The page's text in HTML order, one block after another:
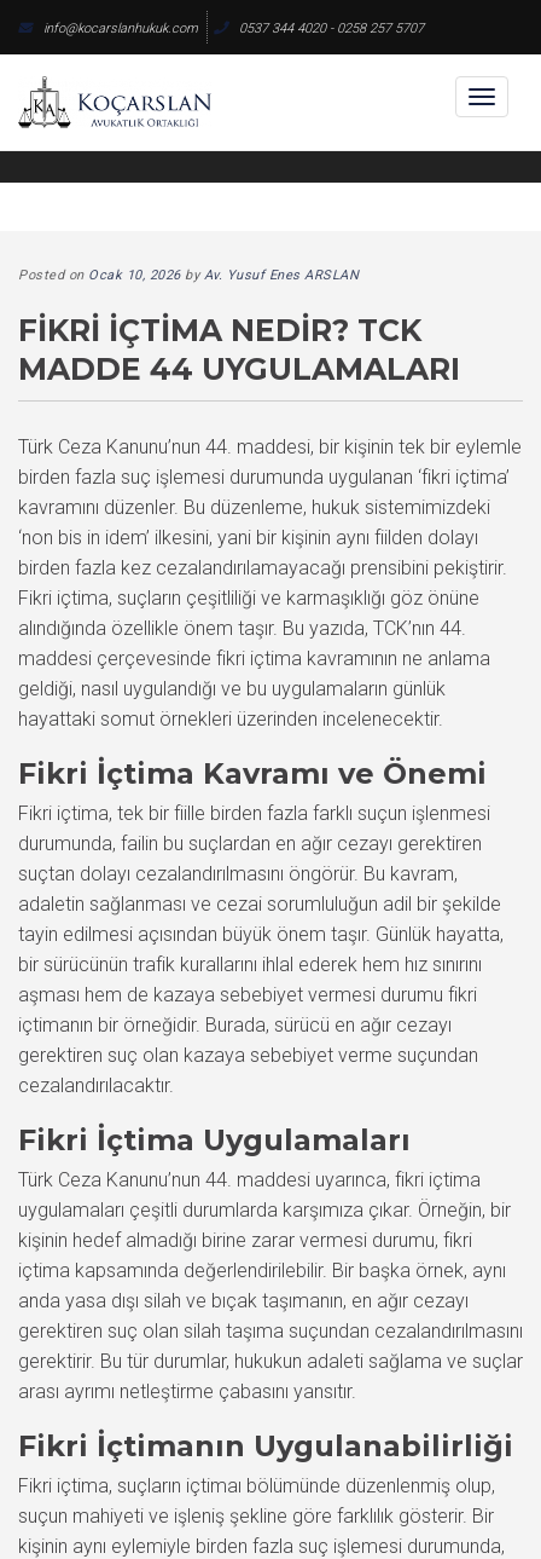
content
info@kocarslanhukuk.com 0537 344 4020 - 0258 257 5707
Posted on Ocak 10, 2026byAv. Yusuf Enes ARSLAN
FIKRI İÇTIMA NEDIR? TCK
MADDE 44 UYGULAMALARI
Türk Ceza Kanunu’nun 44. maddesi, bir kişinin tek bir eylemle
birden fazla suç işlemesi durumunda uygulanan ‘fikri içtima’
kavramını düzenler. Bu düzenleme, hukuk sistemimizdeki
‘non bis in idem’ ilkesini, yani bir kişinin aynı fiilden dolayı
birden fazla kez cezalandırılamayacağı prensibini pekiştirir.
Fikri içtima, suçların çeşitliliği ve karmaşıklığı göz önüne
alındığında özellikle önem taşır. Bu yazıda, TCK’nın 44.
maddesi çerçevesinde fikri içtima kavramının ne anlama
geldiği, nasıl uygulandığı ve bu uygulamaların günlük
hayattaki somut örnekleri üzerinden incelenecektir.
Fikri İçtima Kavramı ve Önemi
Fikri içtima, tek bir fiille birden fazla farklı suçun işlenmesi
durumunda, failin bu suçlardan en ağır cezayı gerektiren
suçtan dolayı cezalandırılmasını öngörür. Bu kavram,
adaletin sağlanması ve cezai sorumluluğun adil bir şekilde
tayin edilmesi açısından büyük önem taşır. Günlük hayatta,
bir sürücünün trafik kurallarını ihlal ederek hem hız sınırını
aşması hem de kazaya sebebiyet vermesi durumu fikri
içtimanın bir örneğidir. Burada, sürücü en ağır cezayı
gerektiren suç olan kazaya sebebiyet verme suçundan
cezalandırılacaktır.
Fikri İçtima Uygulamaları
Türk Ceza Kanunu’nun 44. maddesi uyarınca, fikri içtima
uygulamaları çeşitli durumlarda karşımıza çıkar. Örneğin, bir
kişinin hedef almadığı birine zarar vermesi durumu, fikri
içtima kapsamında değerlendirilebilir. Bir başka örnek, aynı
anda yasa dışı silah ve bıçak taşımanın, en ağır cezayı
gerektiren suç olan silah taşıma suçundan cezalandırılmasını
gerektirir. Bu tür durumlar, hukukun adaleti sağlama ve suçlar
arası ayrımı netleştirme çabasını yansıtır.
Fikri İçtimanın Uygulanabilirliği
Fikri içtima, suçların içtimaı bölümünde düzenlenmiş olup,
suçun mahiyeti ve işleniş şekline göre farklılık gösterir. Bir
kişinin aynı eylemiyle birden fazla suç işlemesi durumunda,